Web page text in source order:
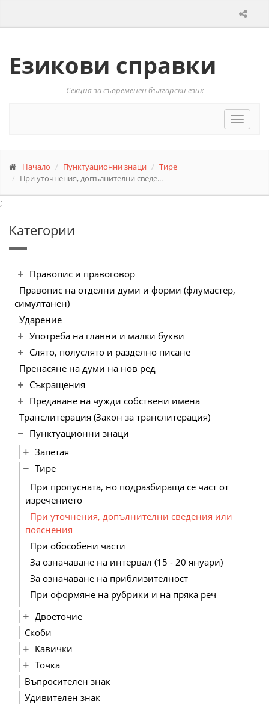
Езикови справки
Секция за съвременен български език
Toggle
Начало Пунктуационни знаци
Тире
При уточнения, допълнителни сведе...
;
Категории
Правопис и правоговор
Правопис на отделни думи и форми (флумастер,
симултанен)
Ударение
Употреба на главни и малки букви
Слято, полуслято и разделно писане
Пренасяне на думи на нов ред
Съкращения
Предаване на чужди собствени имена
Транслитерация (Закон за транслитерация)
Пунктуационни знаци
Запетая
Тире
При пропусната, но подразбираща се част от
изречението
При уточнения, допълнителни сведения или
пояснения
При обособени части
За означаване на интервал (15 - 20 януари)
За означаване на приблизителност
При оформяне на рубрики и на пряка реч
Двоеточие
Скоби
Кавички
Точка
Въпросителен знак
Удивителен знак